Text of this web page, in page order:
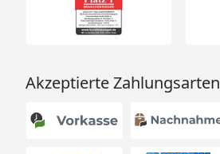
Akzeptierte Zahlungsarten